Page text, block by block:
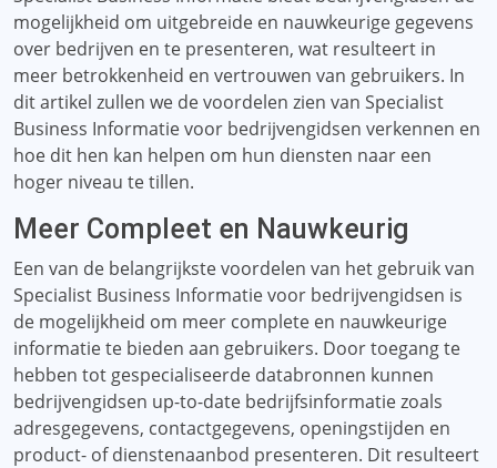
mogelijkheid om uitgebreide en nauwkeurige gegevens
over bedrijven en te presenteren, wat resulteert in
meer betrokkenheid en vertrouwen van gebruikers. In
dit artikel zullen we de voordelen zien van Specialist
Business Informatie voor bedrijvengidsen verkennen en
hoe dit hen kan helpen om hun diensten naar een
hoger niveau te tillen.
Meer Compleet en Nauwkeurig
Een van de belangrijkste voordelen van het gebruik van
Specialist Business Informatie voor bedrijvengidsen is
de mogelijkheid om meer complete en nauwkeurige
informatie te bieden aan gebruikers. Door toegang te
hebben tot gespecialiseerde databronnen kunnen
bedrijvengidsen up-to-date bedrijfsinformatie zoals
adresgegevens, contactgegevens, openingstijden en
product- of dienstenaanbod presenteren. Dit resulteert